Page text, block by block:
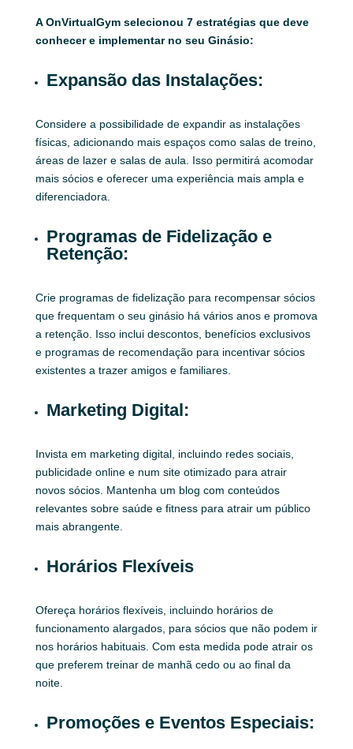
A OnVirtualGym selecionou 7 estratégias que deve
conhecer e implementar no seu Ginásio:
Expansão das Instalações:
Considere a possibilidade de expandir as instalações
físicas, adicionando mais espaços como salas de treino,
áreas de lazer e salas de aula. Isso permitirá acomodar
mais sócios e oferecer uma experiência mais ampla e
diferenciadora.
Programas de Fidelização e
Retenção:
Crie programas de fidelização para recompensar sócios
que frequentam o seu ginásio há vários anos e promova
a retenção. Isso inclui descontos, benefícios exclusivos
e programas de recomendação para incentivar sócios
existentes a trazer amigos e familiares.
Marketing Digital:
Invista em marketing digital, incluindo redes sociais,
publicidade online e num site otimizado para atrair
novos sócios. Mantenha um blog com conteúdos
relevantes sobre saúde e fitness para atrair um público
mais abrangente.
Horários Flexíveis
Ofereça horários flexíveis, incluindo horários de
funcionamento alargados, para sócios que não podem ir
nos horários habituais. Com esta medida pode atrair os
que preferem treinar de manhã cedo ou ao final da
noite.
Promoções e Eventos Especiais: